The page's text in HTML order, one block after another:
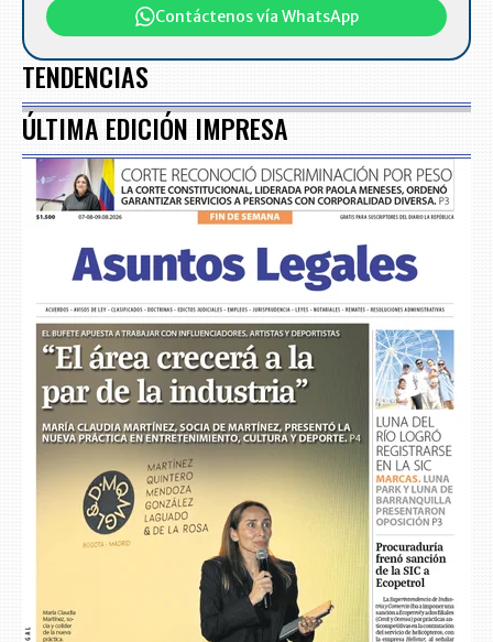
Contáctenos vía WhatsApp
TENDENCIAS
ÚLTIMA EDICIÓN IMPRESA